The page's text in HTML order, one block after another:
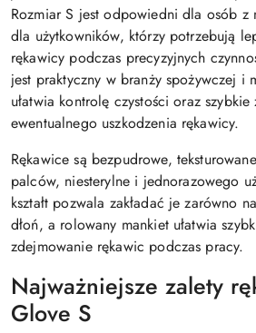
Rozmiar S jest odpowiedni dla osób z
dla użytkowników, którzy potrzebują
rękawicy podczas precyzyjnych
jest praktyczny w branży spożywczej i
ułatwia kontrolę czystości oraz szybkie
ewentualnego uszkodzenia rękawicy.
Rękawice są bezpudrowe,
palców, niesterylne i jednorazowego
kształt pozwala zakładać je zarówno
dłoń, a rolowany mankiet ułatwia
zdejmowanie rękawic podczas pracy.
Najważniejsze zalety
Glove S